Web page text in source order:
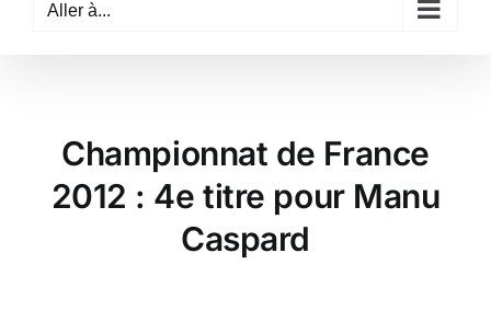
Aller à...
Championnat de France
2012 : 4e titre pour Manu
Caspard